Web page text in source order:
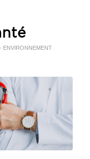
ENVIRONNEMENT